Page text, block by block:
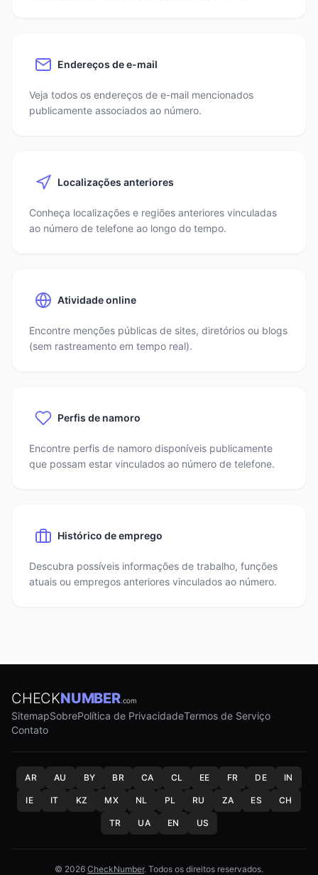
Endereços de e-mail
Veja todos os endereços de e-mail mencionados
publicamente associados ao número.
Localizações anteriores
Conheça localizações e regiões anteriores vinculadas
ao número de telefone ao longo do tempo.
Atividade online
Encontre menções públicas de sites, diretórios ou blogs
(sem rastreamento em tempo real).
Perfis de namoro
Encontre perfis de namoro disponíveis publicamente
que possam estar vinculados ao número de telefone.
Histórico de emprego
Descubra possíveis informações de trabalho, funções
atuais ou empregos anteriores vinculados ao número.
CHECKNUMBER.com
SitemapSobrePolítica de PrivacidadeTermos de Serviço
Contato
AR AU BY BR CA CL EE FR DE IN
IE IT KZ MX NL PL RU ZA ES CH
TR UA EN US
© 2026 CheckNumber. Todos os direitos reservados.